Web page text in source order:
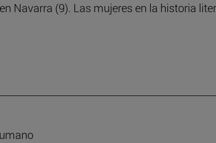
Navarra (9). Las mujeres en la historia